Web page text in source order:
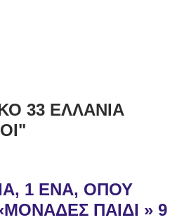
33 ΕΛΛΑΝΙΑ
1 ΕΝΑ, ΟΠΟΥ
ΠΑΙΔΙ » 9